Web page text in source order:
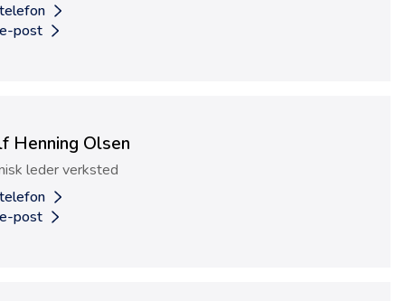
post
Henning Olsen
leder verksted
post